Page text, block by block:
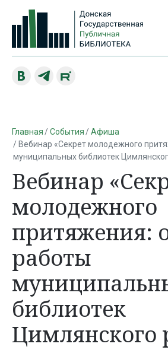
Главная События
Афиша
Вебинар «Секрет молодежного
муниципальных библиотек
Вебинар
молодежного
притяжения:
работы
библиотек
Цимлянского